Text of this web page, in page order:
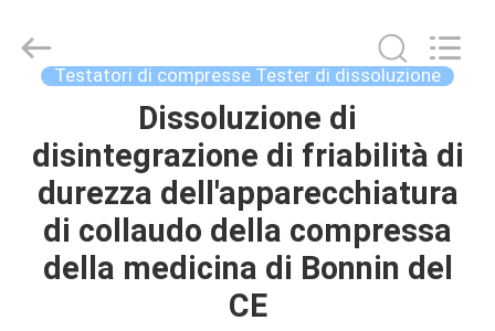
PRODOTTI
VIDEO
fornitore.
Copyright
Bonnin
Reserved.
Developed
Testatori di compresse Tester di dissoluzione
Dissoluzione di
disintegrazione di friabilità di
durezza dell'apparecchiatura
di collaudo della compressa
della medicina di Bonnin del
CE